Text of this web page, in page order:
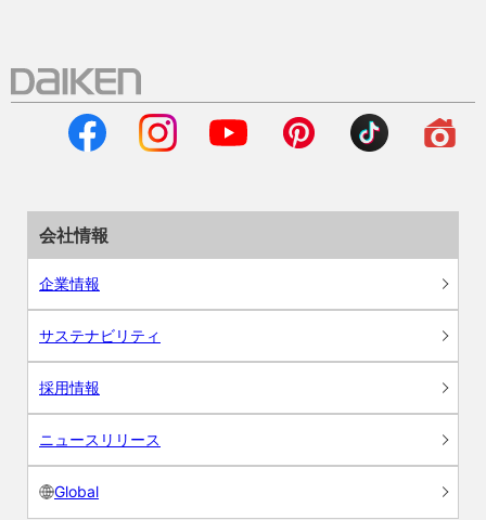
会社情報
企業情報
サステナビリティ
採用情報
ニュースリリース
Global